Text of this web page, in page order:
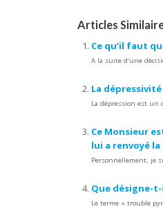
Articles
Ce qu’il faut
A la suite d’une
La
La dépression est
Ce Monsieur
lui a renvoyé la
Personnellement, je
Que désigne-
Le terme « trouble